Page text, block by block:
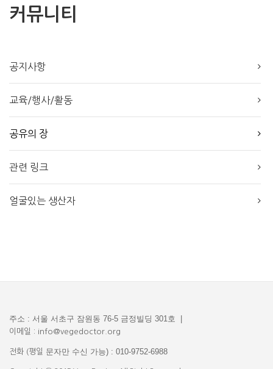
커뮤니티
공지사항
교육/행사/활동
공유의 장
관련 링크
얼굴있는 생산자
주소 : 서울 서초구 잠원동 76-5 금정빌딩 301호 |
이메일 : info@vegedoctor.org
전화 (평일 문자만 수신 가능) : 010-9752-6988